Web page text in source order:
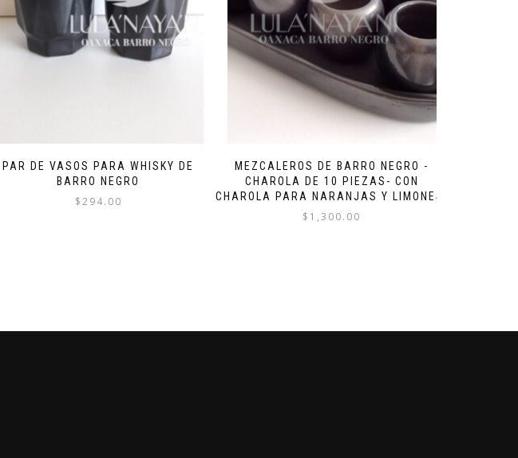
PAR DE VASOS PARA WHISKY DE
BARRO NEGRO
$294.00
MEZCALEROS DE BARRO NEGRO -
CHAROLA DE 10 PIEZAS- CON
CHAROLA PARA NARANJAS Y LIMONES.
$ 1,300.00